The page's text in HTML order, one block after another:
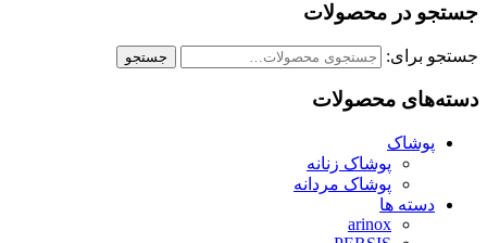
در محصولات
محصولات
پوشاک زنانه
پوشاک مردانه
ها